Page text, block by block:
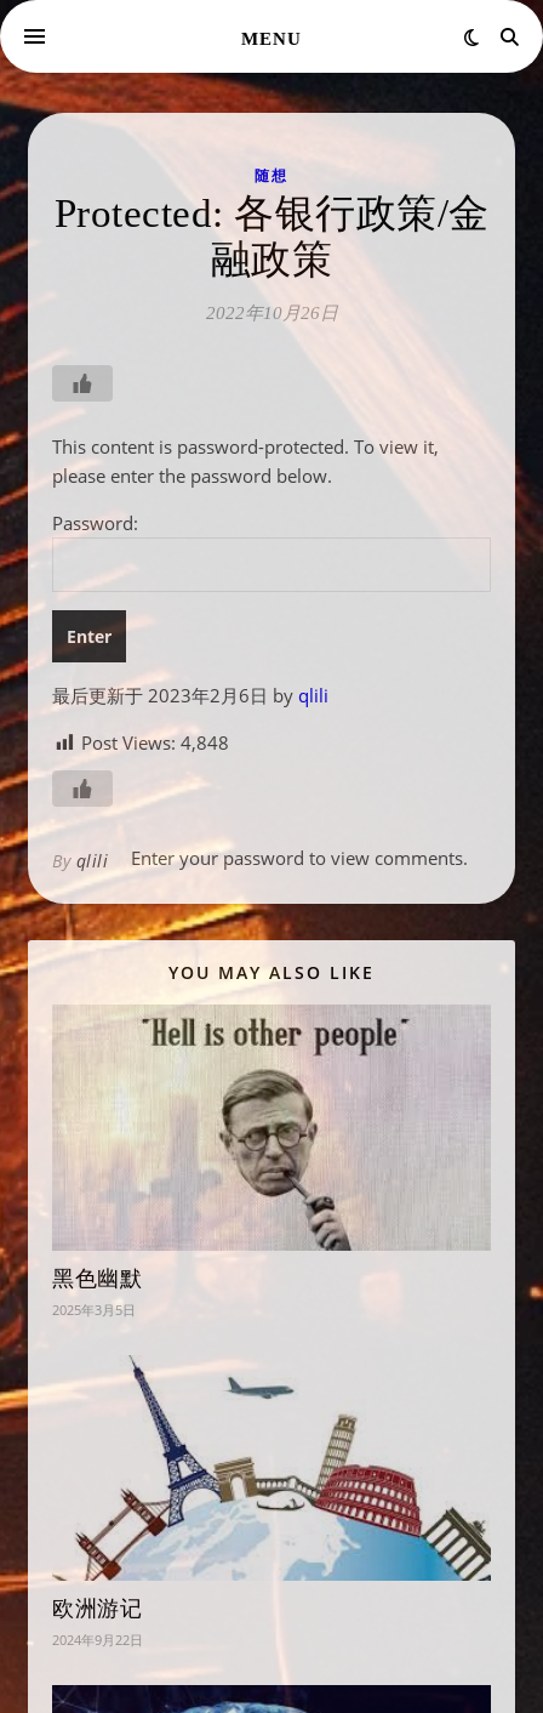
MENU
随想
Protected: 各银行政策/金
融政策
2022年10月26日
This content is password-protected. To view it,
please enter the password below.
Password:
最后更新于 2023年2月6日 by qlili
Post Views: 4,848
By qlili Enter your password to view comments.
YOU MAY ALSO LIKE
黑色幽默
2025年3月5日
欧洲游记
2024年9月22日